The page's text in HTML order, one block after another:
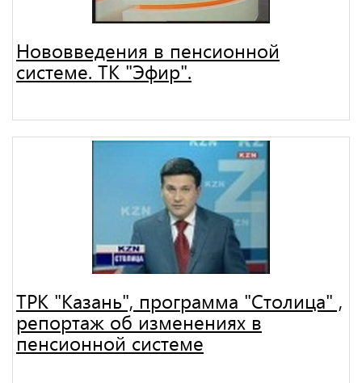
Нововведения в пенсионной
системе. ТК "Эфир".
ТРК "Казань", программа "Столица" ,
репортаж об изменениях в
пенсионной системе